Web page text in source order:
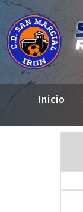
Inicio